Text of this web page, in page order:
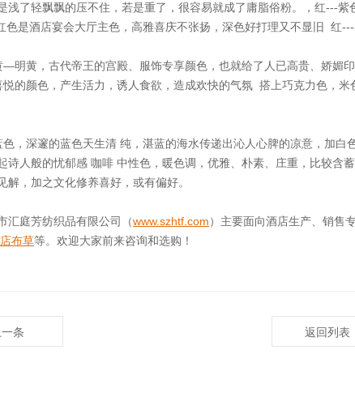
浅了轻飘飘的压不住，若是重了，很容易就成了庸脂俗粉。，红---
是酒店宴会大厅主色，高雅喜庆不张扬，深色好打理又不显旧 红---
黄，古代帝王的宫殿、服饰专享颜色，也就给了人已高贵、娇媚
的颜色，产生活力，诱人食欲，造成欢快的气氛 搭上巧克力色，
深邃的蓝色天生清 纯，湛蓝的海水传递出沁人心脾的凉意，加白
诗人般的忧郁感 咖啡 中性色，暖色调，优雅、朴素、庄重，比较含
解，加之文化修养喜好，或有偏好。
庭芳纺织品有限公司（www.szhtf.com）主要面向酒店生产、销售
布草等。欢迎大家前来咨询和选购！
一条 返回列表